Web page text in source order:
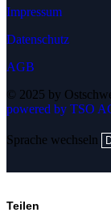
Impressum
Datenschutz
AGB
© 2025 by
powered by TSO
Sprache wechseln
Teilen